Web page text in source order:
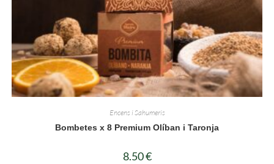
Encens i Sahumeris
Bombetes x 8 Premium Olíban i Taronja
8.50€